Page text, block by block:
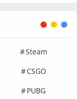
Steam
CSGO
PUBG